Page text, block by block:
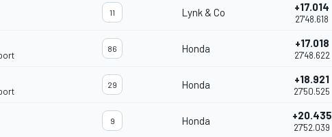
11 Lynk & Co +17.014
27'48.618
86 Honda +17.018
27'48.622
29 Honda +18.921
27'50.525
9 Honda +20.435
27'52.039